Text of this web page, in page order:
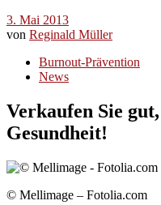
3. Mai 2013
von Reginald Müller
Burnout-Prävention
News
Verkaufen Sie
Gesundheit!
© Mellimage – Fotolia.com